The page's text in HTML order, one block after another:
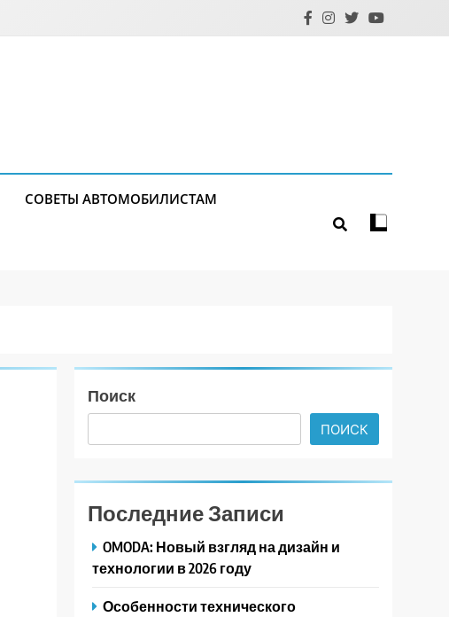
СОВЕТЫ АВТОМОБИЛИСТАМ
Поиск
ПОИСК
Последние Записи
OMODA: Новый взгляд на дизайн и
технологии в 2026 году
Особенности технического